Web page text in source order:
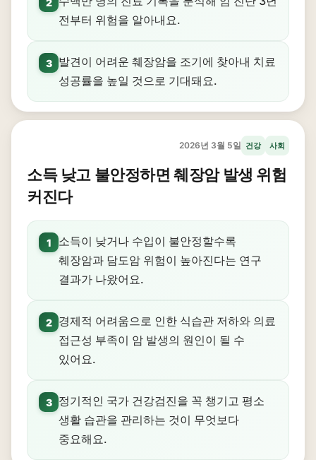
전부터 위험을 알아내요.
3
발견이 어려운 췌장암을 조기에 찾아내 치료
성공률을 높일 것으로 기대돼요.
2026년 3월 5일 건강 사회
소득 낮고 불안정하면 췌장암 발생 위험
커진다
1
소득이 낮거나 수입이 불안정할수록
췌장암과 담도암 위험이 높아진다는 연구
결과가 나왔어요.
2
경제적 어려움으로 인한 식습관 저하와 의료
접근성 부족이 암 발생의 원인이 될 수
있어요.
3
정기적인 국가 건강검진을 꼭 챙기고 평소
생활 습관을 관리하는 것이 무엇보다
중요해요.